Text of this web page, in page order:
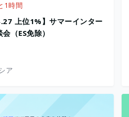
1時間
上位1%】サマーインター
（ES免除）
ア